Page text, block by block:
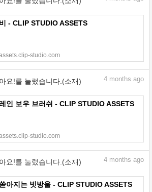
비 - CLIP STUDIO ASSETS
studio.com
요!를 눌렀습니다.(소재) 4 months ago
인 보우 브러쉬 - CLIP STUDIO ASSETS
studio.com
요!를 눌렀습니다.(소재) 4 months ago
쏟아지는 빗방울 - CLIP STUDIO ASSETS